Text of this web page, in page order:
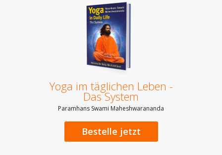
Yoga im täglichen Leben -
Das System
Paramhans Swami Maheshwarananda
Bestelle jetzt